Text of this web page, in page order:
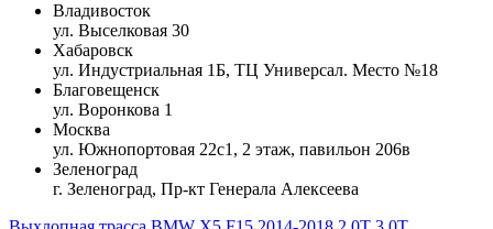
Владивосток
ул. Выселковая 30
Хабаровск
ул. Индустриальная 1Б, ТЦ Универсал. Место №18
Благовещенск
ул. Воронкова 1
Москва
ул. Южнопортовая 22с1, 2 этаж, павильон 206в
Зеленоград
г. Зеленоград, Пр-кт Генерала Алексеева